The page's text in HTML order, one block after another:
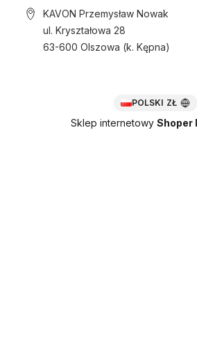
KAVON Przemysław Nowak
ul. Kryształowa 28
63-600 Olszowa (k. Kępna)
POLSKI ZŁ
Sklep internetowy Shoper